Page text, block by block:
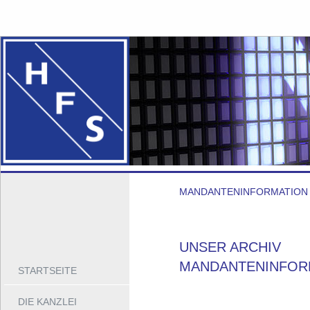
STARTSEITE
DIE KANZLEI
MANDANTENINFORMATION
UNSER ARCHIV